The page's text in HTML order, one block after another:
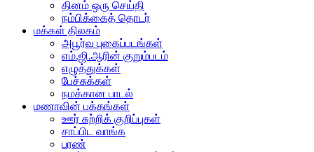
தினம் ஒரு செய்தி
நம்பிக்கைத் தொடர்
மக்கள் திலகம்
அபூர்வ புகைப்படங்கள்
எம்.ஜி.ஆரின் குறும்படம்
எழுத்துக்கள்
பேச்சுக்கள்
நமக்கான பாடல்
மணாவின் பக்கங்கள்
ஊர் சுற்றிக் குறிப்புகள்
சாப்பிட வாங்க
பரண்